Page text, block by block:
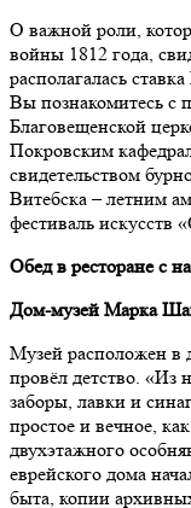
О важной роли,
войны 1812 года,
располагалась
Вы познакомитесь с
Благовещенской
Покровским
свидетельством
Витебска – летним
фестиваль искусств
Обед в ресторане с
Дом-музей Марка
Музей расположен в
провёл детство. «Из
заборы, лавки и
простое и вечное,
двухэтажного
еврейского дома
быта, копии